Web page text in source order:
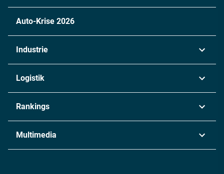
Auto-Krise 2026
Industrie
Chemie
Metall
Energie
Logistik
Rankings
Multimedia